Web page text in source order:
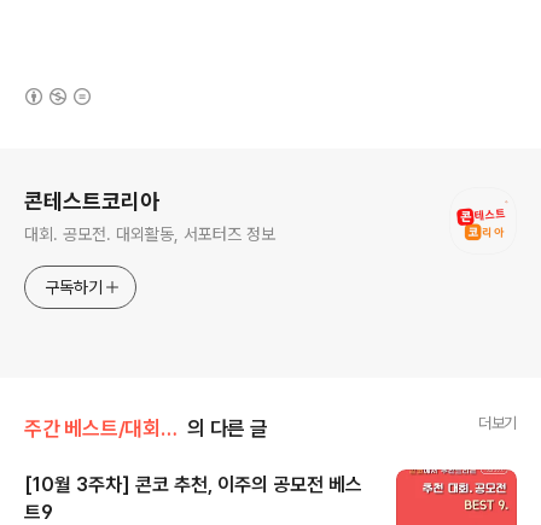
콘테스트코리아
대회. 공모전. 대외활동, 서포터즈 정보
구독하기
주간 베스트/대회 • 공모전 의 다른 글 더보기
[10월 3주차] 콘코 추천, 이주의 공모전 베스
트9